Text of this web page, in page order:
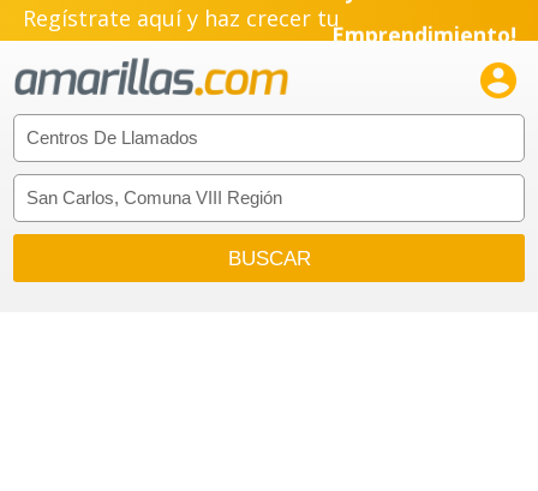
Regístrate aquí y haz crecer tuEmprendimiento!
